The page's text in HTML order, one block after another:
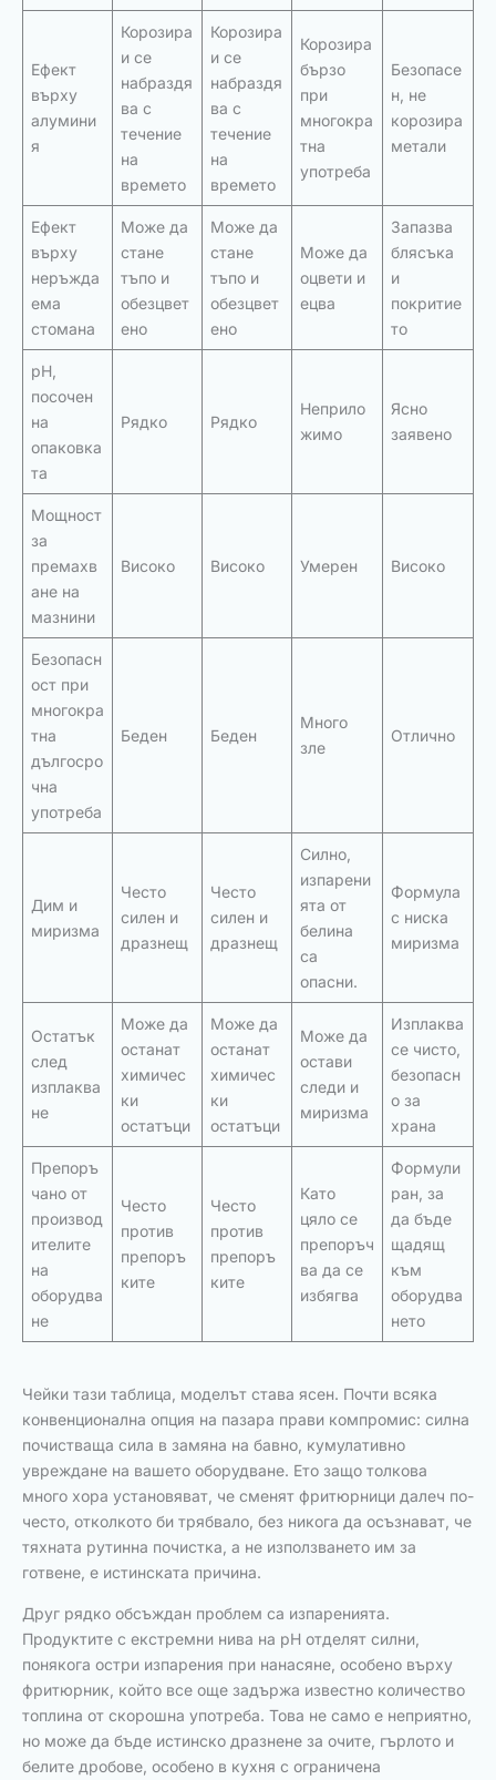
Ефект
върху
алумини
я
Корозира
и се
набраздя
ва с
течение
на
времето
Корозира
и се
набраздя
ва с
течение
на
времето
Корозира
бързо
при
многокра
тна
употреба
Безопасе
н, не
корозира
метали
Ефект
върху
неръжда
ема
стомана
Може да
стане
тъпо и
обезцвет
ено
Може да
стане
тъпо и
обезцвет
ено
Може да
оцвети и
ецва
Запазва
блясъка
и
покритие
то
pH,
посочен
на
опаковка
та
Рядко Рядко
Неприло
жимо
Ясно
заявено
Мощност
за
премахв
ане на
мазнини
Високо Високо Умерен Високо
Безопасн
ост при
многокра
тна
дългосро
чна
употреба
Беден Беден
Много
зле
Отлично
Дим и
миризма
Често
силен и
дразнещ
Често
силен и
дразнещ
Силно,
изпарени
ята от
белина
са
опасни.
Формула
с ниска
миризма
Остатък
след
изплаква
не
Може да
останат
химичес
ки
остатъци
Може да
останат
химичес
ки
остатъци
Може да
остави
следи и
миризма
Изплаква
се чисто,
безопасн
о за
храна
Препоръ
чано от
производ
ителите
на
оборудва
не
Често
против
препоръ
ките
Често
против
препоръ
ките
Като
цяло се
препоръч
ва да се
избягва
Формули
ран, за
да бъде
щадящ
към
оборудва
нето
Чейки тази таблица, моделът става ясен. Почти всяка
конвенционална опция на пазара прави компромис: силна
почистваща сила в замяна на бавно, кумулативно
увреждане на вашето оборудване. Ето защо толкова
много хора установяват, че сменят фритюрници далеч по-
често, отколкото би трябвало, без никога да осъзнават, че
тяхната рутинна почистка, а не използването им за
готвене, е истинската причина.
Друг рядко обсъждан проблем са изпаренията.
Продуктите с екстремни нива на pH отделят силни,
понякога остри изпарения при нанасяне, особено върху
фритюрник, който все още задържа известно количество
топлина от скорошна употреба. Това не само е неприятно,
но може да бъде истинско дразнене за очите, гърлото и
белите дробове, особено в кухня с ограничена